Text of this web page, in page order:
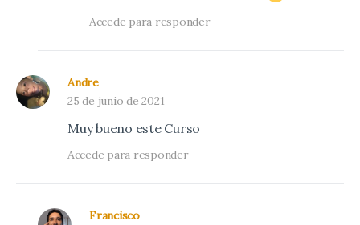
Accede para responder
Andre
25 de junio de 2021
Muy bueno este Curso
Accede para responder
Francisco